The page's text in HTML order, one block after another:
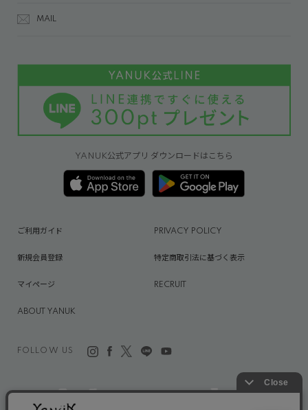
MAIL
YANUK公式アプリ ダウンロードはこちら
FOLLOW US
ご利用ガイド PRIVACY POLICY
新規会員登録 特定商取引法に基づく表示
マイページ RECRUIT
ABOUT YANUK